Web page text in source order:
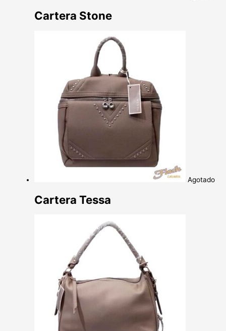
Cartera Stone
Agotado
Cartera Tessa